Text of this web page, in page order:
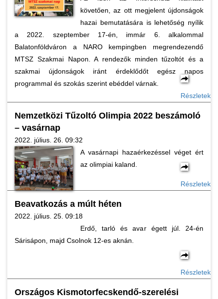
követően, az ott megjelent újdonságok
hazai bemutatására is lehetőség nyílik
a 2022. szeptember 17-én, immár 6. alkalommal
Balatonföldváron a NARO kempingben megrendezendő
MTSZ Szakmai Napon. A rendezők minden tűzoltót és a
szakmai újdonságok iránt érdeklődőt egész napos
programmal és szokás szerint ebéddel várnak.
Részletek
Nemzetközi Tűzoltó Olimpia 2022 beszámoló
– vasárnap
2022. július. 26. 09:32
A vasárnapi hazaérkezéssel véget ért
az olimpiai kaland.
Részletek
Beavatkozás a múlt héten
2022. július. 25. 09:18
Erdő, tarló és avar égett júl. 24-én
Sárisápon, majd Csolnok 12-es aknán.
Részletek
Országos Kismotorfecskendő-szerelési